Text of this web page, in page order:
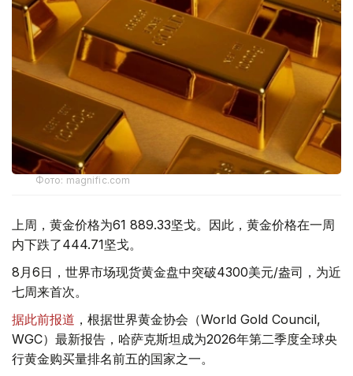
Фото: magnific.com
上周，黄金价格为61 889.33坚戈。因此，黄金价格在一周
内下跌了444.71坚戈。
8月6日，世界市场现货黄金盘中突破4300美元/盎司，为近
七周来首次。
据此前报道 ，根据世界黄金协会（World Gold Council,
WGC）最新报告，哈萨克斯坦成为2026年第二季度全球央
行黄金购买量排名前五的国家之一。